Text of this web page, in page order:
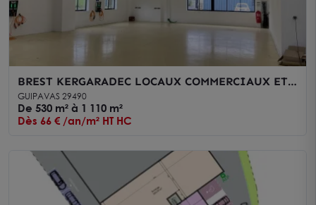
BREST KERGARADEC LOCAUX COMMERCIAUX ET
STOCKAGE A LOUER
GUIPAVAS 29490
De 530 m² à 1 110 m²
Dès 66 € /an/m² HT HC